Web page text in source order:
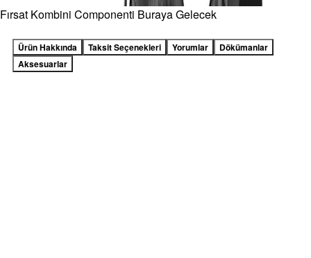
Fırsat Kombini Componenti Buraya Gelecek
Ürün Hakkında Taksit Seçenekleri Yorumlar
Dökümanlar
Aksesuarlar